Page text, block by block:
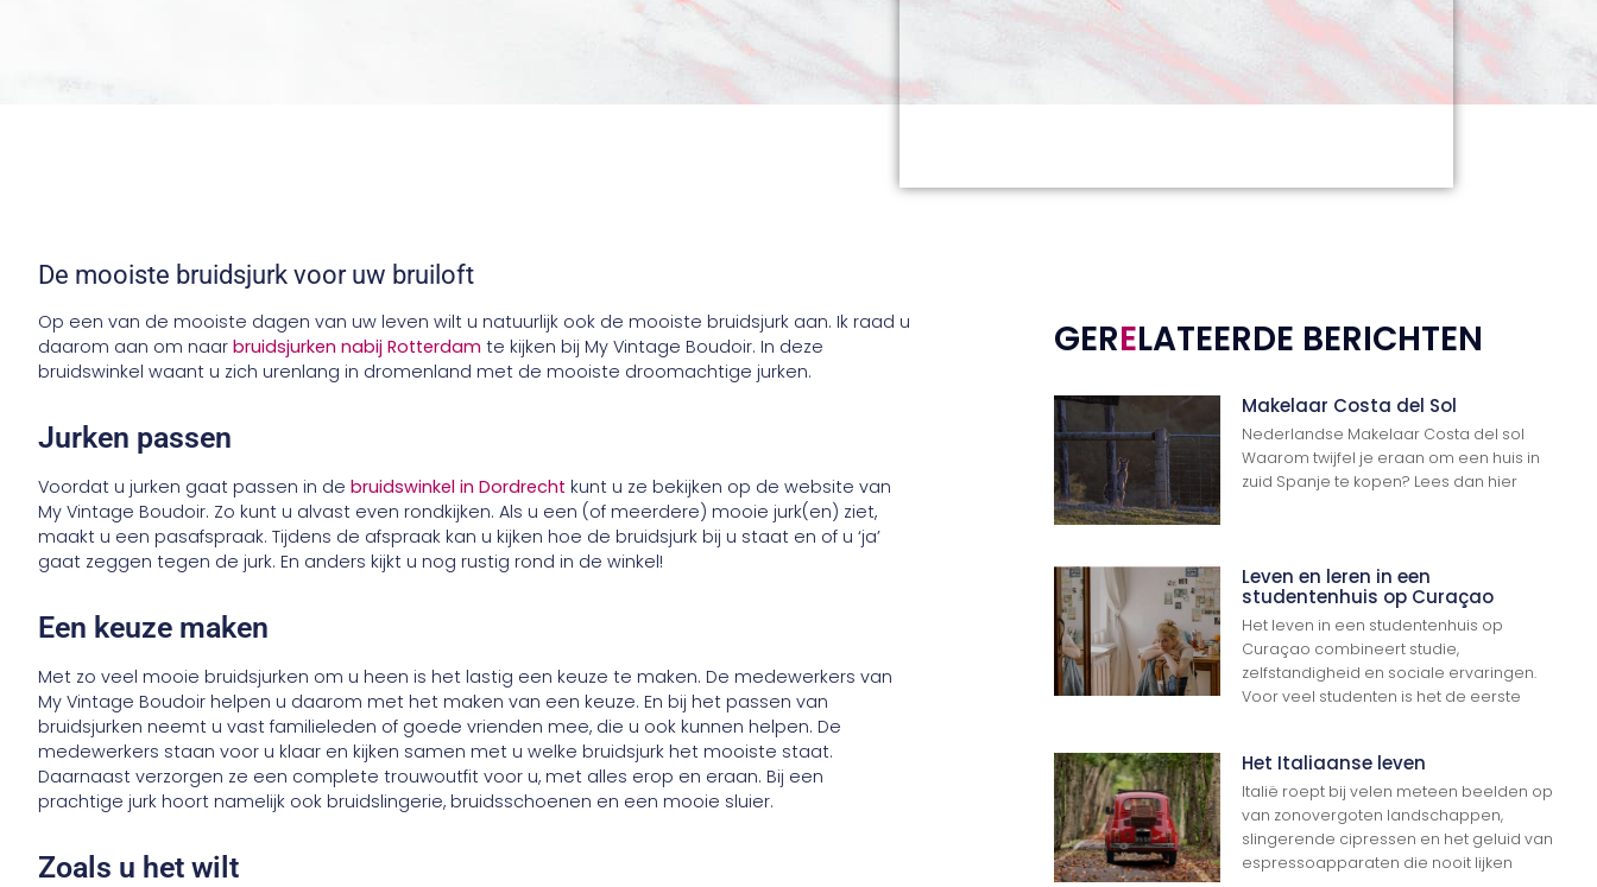
De mooiste bruidsjurk voor uw bruiloft
Op een van de mooiste dagen van uw leven wilt u natuurlijk ook de mooiste bruidsjurk aan. Ik raad u
daarom aan om naarbruidsjurken nabij Rotterdam te kijken bij My Vintage Boudoir. In deze
bruidswinkel waant u zich urenlang in dromenland met de mooiste droomachtige jurken.
Jurken passen
Voordat u jurken gaat passen in debruidswinkel in Dordrecht kunt u ze bekijken op de website van
My Vintage Boudoir. Zo kunt u alvast even rondkijken. Als u een (of meerdere) mooie jurk(en) ziet,
maakt u een pasafspraak. Tijdens de afspraak kan u kijken hoe de bruidsjurk bij u staat en of u ‘ja’
gaat zeggen tegen de jurk. En anders kijkt u nog rustig rond in de winkel!
Een keuze maken
Met zo veel mooie bruidsjurken om u heen is het lastig een keuze te maken. De medewerkers van
My Vintage Boudoir helpen u daarom met het maken van een keuze. En bij het passen van
bruidsjurken neemt u vast familieleden of goede vrienden mee, die u ook kunnen helpen. De
medewerkers staan voor u klaar en kijken samen met u welke bruidsjurk het mooiste staat.
Daarnaast verzorgen ze een complete trouwoutfit voor u, met alles erop en eraan. Bij een
prachtige jurk hoort namelijk ook bruidslingerie, bruidsschoenen en een mooie sluier.
Zoals u het wilt
GERELATEERDE BERICHTEN
Makelaar Costa del Sol
Nederlandse Makelaar Costa del sol
Waarom twijfel je eraan om een huis in
zuid Spanje te kopen? Lees dan hier
Leven en leren in een
studentenhuis op Curaçao
Het leven in een studentenhuis op
Curaçao combineert studie,
zelfstandigheid en sociale ervaringen.
Voor veel studenten is het de eerste
Het Italiaanse leven
Italië roept bij velen meteen beelden op
van zonovergoten landschappen,
slingerende cipressen en het geluid van
espressoapparaten die nooit lijken